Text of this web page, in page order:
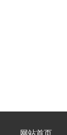
网站首页